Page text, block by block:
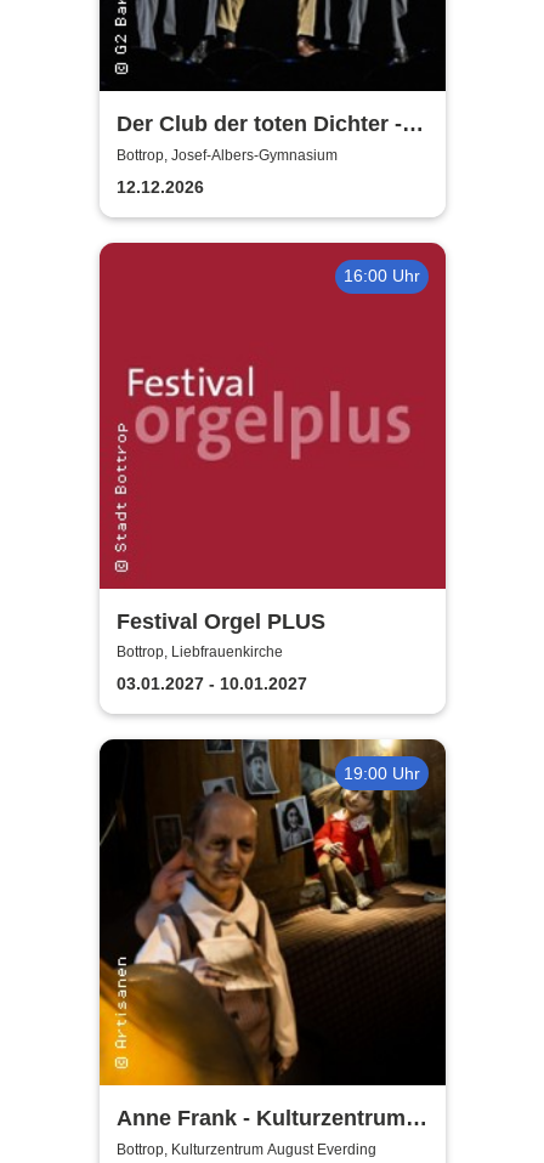
Der Club der toten Dichter -
Hamburger Kammerspiele
und Altonaer Theater
Bottrop, Josef-Albers-Gymnasium
12.12.2026
16:00 Uhr
Festival Orgel PLUS
Bottrop, Liebfrauenkirche
03.01.2027 - 10.01.2027
19:00 Uhr
Anne Frank - Kulturzentrum
Bottrop
Bottrop, Kulturzentrum August Everding